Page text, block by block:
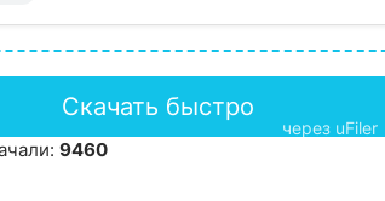
Скачать быстро
через uFiler
9460